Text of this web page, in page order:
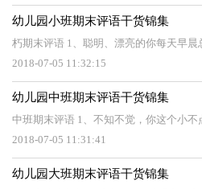
幼儿园小班期末评语干货锦集
朽期末评语 1、聪明、漂亮的你每天早
2018-07-05 11:32:15
幼儿园中班期末评语干货锦集
中班期末评语 1、不知不觉，你这个小
2018-07-05 11:31:41
幼儿园大班期末评语干货锦集